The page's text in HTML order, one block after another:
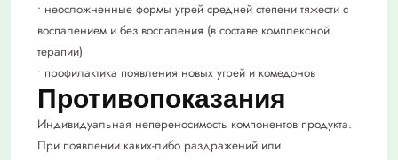
• неосложненные формы угрей средней степени тяжести с
воспалением и без воспаления (в составе комплексной
терапии)
• профилактика появления новых угрей и комедонов
Противопоказания
Индивидуальная непереносимость компонентов продукта.
При появлении каких-либо раздражений или